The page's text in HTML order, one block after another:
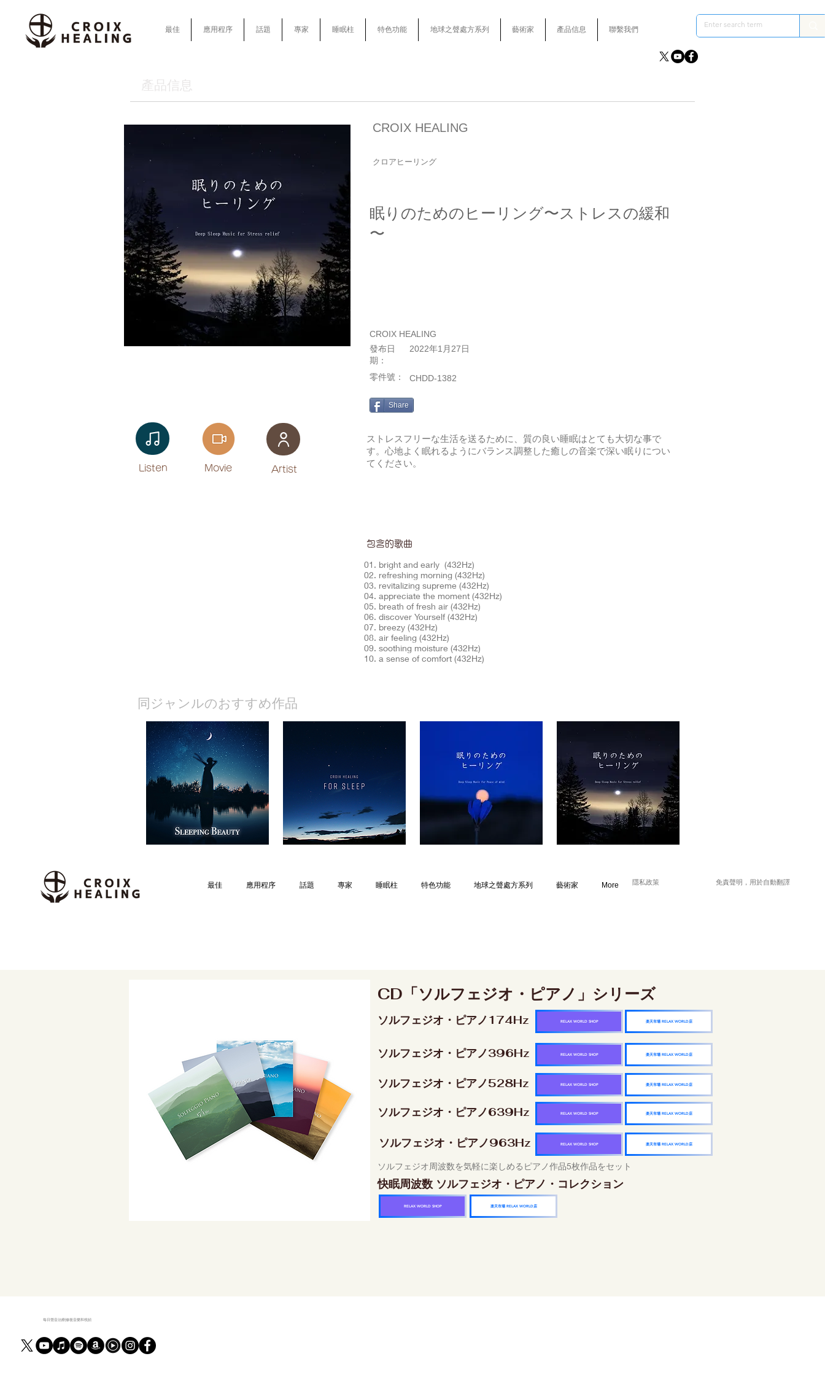
最佳 應用程序 話題 專家 睡眠柱 特色功能 地球之聲處方系列 藝術家 產品信息 聯繫我們
產品信息
Listen​ Movie ​Artist
CROIX HEALING
クロアヒーリング
眠りのためのヒーリング〜ストレスの緩和
〜
CROIX HEALING
2022年1月27日
發布日
期：
零件號：
CHDD-1382
Share
ストレスフリーな生活を送るために、質の良い睡眠はとても大切な事で
す。心地よく眠れるようにバランス調整した癒しの音楽で深い眠りについ
てください。
包含的歌曲
01. bright and early (432Hz)
02. refreshing morning (432Hz)
03. revitalizing supreme (432Hz)
04. appreciate the moment (432Hz)
05. breath of fresh air (432Hz)
06. discover Yourself (432Hz)
07. breezy (432Hz)
08. air feeling (432Hz)
09. soothing moisture (432Hz)
10. a sense of comfort (432Hz)
​同ジャンルのおすすめ作品
最佳 應用程序 話題 專家 睡眠柱 特色功能 地球之聲處方系列 藝術家 More 隱私政策 免責聲明，用於自動翻譯
CD「ソルフェジオ・ピアノ」シリーズ
ソルフェジオ・ピアノ174Hz 楽天市場 RELAX WORLD店
RELAX WORLD SHOP
ソルフェジオ・ピアノ396Hz 楽天市場 RELAX WORLD店
RELAX WORLD SHOP
ソルフェジオ・ピアノ528Hz 楽天市場 RELAX WORLD店
RELAX WORLD SHOP
ソルフェジオ・ピアノ639Hz 楽天市場 RELAX WORLD店
RELAX WORLD SHOP
ソルフェジオ・ピアノ963Hz 楽天市場 RELAX WORLD店
RELAX WORLD SHOP
ソルフェジオ周波数を気軽に楽しめるピアノ作品5枚作品をセット
快眠周波数 ソルフェジオ・ピアノ・コレクション
RELAX WORLD SHOP 楽天市場 RELAX WORLD店
每日聲音治療|修復音樂和視頻